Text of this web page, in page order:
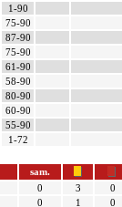
1-90
75-90
87-90
75-90
61-90
58-90
80-90
60-90
55-90
1-72
sam.
0 3
0
0 1 0